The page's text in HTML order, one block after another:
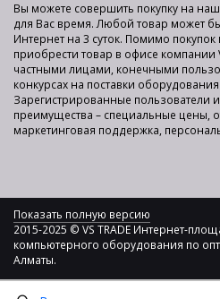
Вы можете совершить покупку на
для Вас время. Любой товар может
Интернет на 3 суток. Помимо
приобрести товар в офисе компании
частными лицами, конечными
конкурсах на поставки
Зарегистрированные пользователи
преимущества – специальные цены,
маркетинговая поддержка,
Показать полную версию
2015-2025 © VS TRADE Интернет-
компьютерного оборудования по
Алматы.